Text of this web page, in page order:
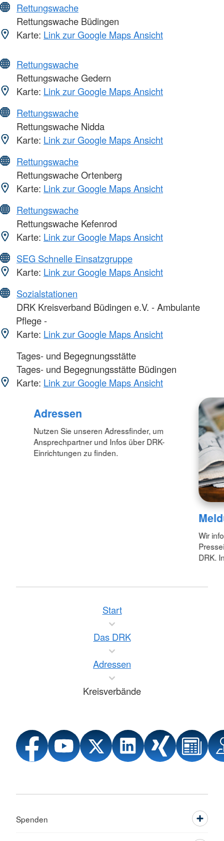
Rettungswache
Rettungswache Büdingen
Karte: Link zur Google Maps Ansicht
Rettungswache
Rettungswache Gedern
Karte: Link zur Google Maps Ansicht
Rettungswache
Rettungswache Nidda
Karte: Link zur Google Maps Ansicht
Rettungswache
Rettungswache Ortenberg
Karte: Link zur Google Maps Ansicht
Rettungswache
Rettungswache Kefenrod
Karte: Link zur Google Maps Ansicht
SEG Schnelle Einsatzgruppe
Karte: Link zur Google Maps Ansicht
Sozialstationen
DRK Kreisverband Büdingen e.V. - Ambulante
Pflege -
Karte: Link zur Google Maps Ansicht
Tages- und Begegnungsstätte
Tages- und Begegnungsstätte Büdingen
Karte: Link zur Google Maps Ansicht
Adressen
Nutzen Sie unseren Adressfinder, um
Ansprechpartner und Infos über DRK-
Einrichtungen zu finden.
Wir
DRK.
Start
Das DRK
Adressen
Kreisverbände
Spenden